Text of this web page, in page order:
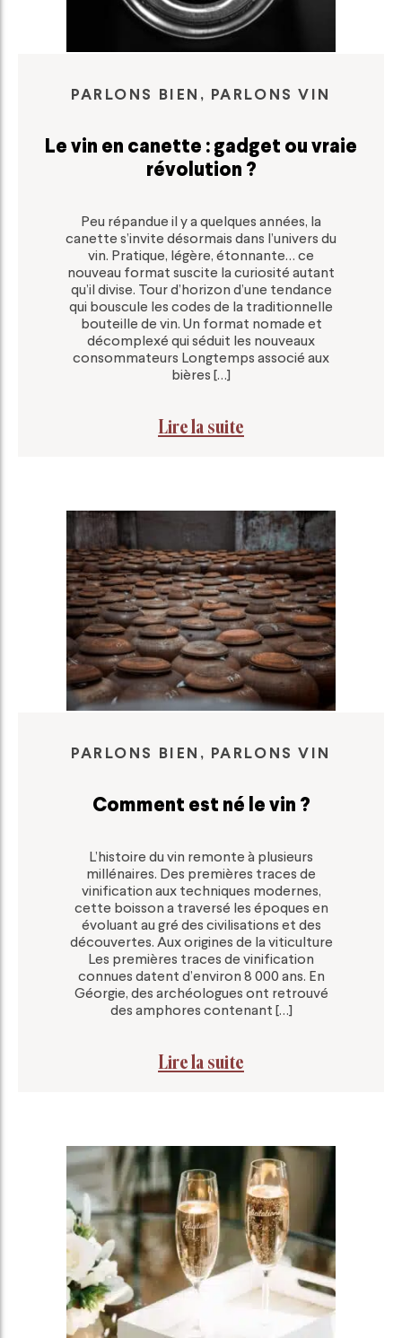
PARLONS BIEN, PARLONS VIN
Le vin en canette : gadget ou vraie
révolution ?
Peu répandue il y a quelques années, la
canette s’invite désormais dans l’univers du
vin. Pratique, légère, étonnante… ce
nouveau format suscite la curiosité autant
qu’il divise. Tour d’horizon d’une tendance
qui bouscule les codes de la traditionnelle
bouteille de vin. Un format nomade et
décomplexé qui séduit les nouveaux
consommateurs Longtemps associé aux
bières […]
Lire la suite
PARLONS BIEN, PARLONS VIN
Comment est né le vin ?
L’histoire du vin remonte à plusieurs
millénaires. Des premières traces de
vinification aux techniques modernes,
cette boisson a traversé les époques en
évoluant au gré des civilisations et des
découvertes. Aux origines de la viticulture
Les premières traces de vinification
connues datent d’environ 8 000 ans. En
Géorgie, des archéologues ont retrouvé
des amphores contenant […]
Lire la suite